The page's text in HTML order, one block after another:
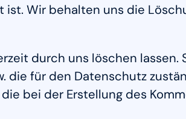
Wir behalten uns die
durch uns löschen
für den Datenschutz
bei der Erstellung des